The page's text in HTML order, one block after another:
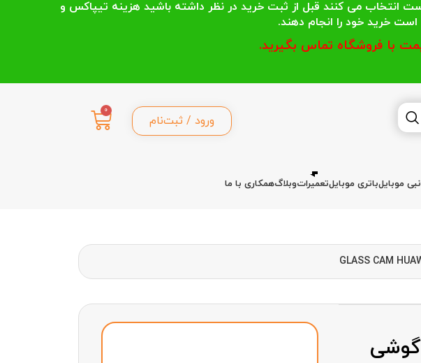
ورود / ثبت‌نام
0
موبایلباتری موبایلتعمیراتوبلاگهمکاری با ما
گوشی
روش ارسال را تیپاکس یا پست انتخاب می کنند قبل از ثبت خرید در نظر داشته باشید هزینه تیپاکس و
با فروشگاه تماس بگیرید.